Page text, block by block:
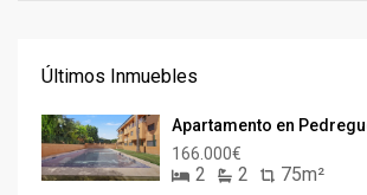
Últimos Inmuebles
Apartamento en
166.000€
2 2 75m²